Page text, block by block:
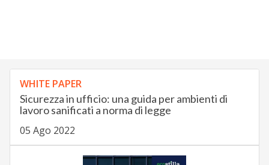
WHITE PAPER
Sicurezza in ufficio: una guida per ambienti di
lavoro sanificati a norma di legge
05 Ago 2022